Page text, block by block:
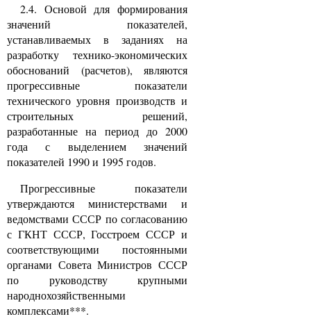
2.4. Основой для формирования
значений показателей,
устанавливаемых в заданиях на
разработку технико-экономических
обоснований (расчетов), являются
прогрессивные показатели
технического уровня производств и
строительных решений,
разработанные на период до 2000
года с выделением значений
показателей 1990 и 1995 годов.
Прогрессивные показатели
утверждаются министерствами и
ведомствами СССР по согласованию
с ГКНТ СССР, Госстроем СССР и
соответствующими постоянными
органами Совета Министров СССР
по руководству крупными
народнохозяйственными
комплексами***.